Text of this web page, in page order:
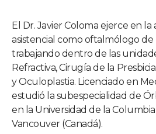
El Dr. Javier Coloma ejerce en
asistencial como oftalmólogo de
trabajando dentro de las
Refractiva, Cirugía de la
y Oculoplastia. Licenciado en
estudió la subespecialidad de
en la Universidad de la
Vancouver (Canadá).